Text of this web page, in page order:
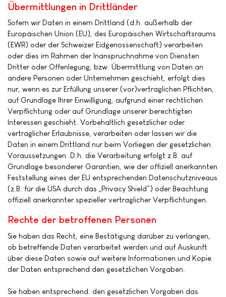
Übermittlungen in Drittländer
Sofern wir Daten in einem Drittland (d.h. außerhalb der
Europäischen Union (EU), des Europäischen Wirtschaftsraums
(EWR) oder der Schweizer Eidgenossenschaft) verarbeiten
oder dies im Rahmen der Inanspruchnahme von Diensten
Dritter oder Offenlegung, bzw. Übermittlung von Daten an
andere Personen oder Unternehmen geschieht, erfolgt dies
nur, wenn es zur Erfüllung unserer (vor)vertraglichen Pflichten,
auf Grundlage Ihrer Einwilligung, aufgrund einer rechtlichen
Verpflichtung oder auf Grundlage unserer berechtigten
Interessen geschieht. Vorbehaltlich gesetzlicher oder
vertraglicher Erlaubnisse, verarbeiten oder lassen wir die
Daten in einem Drittland nur beim Vorliegen der gesetzlichen
Voraussetzungen. D.h. die Verarbeitung erfolgt z.B. auf
Grundlage besonderer Garantien, wie der offiziell anerkannten
Feststellung eines der EU entsprechenden Datenschutzniveaus
(z.B. für die USA durch das „Privacy Shield“) oder Beachtung
offiziell anerkannter spezieller vertraglicher Verpflichtungen.
Rechte der betroffenen Personen
Sie haben das Recht, eine Bestätigung darüber zu verlangen,
ob betreffende Daten verarbeitet werden und auf Auskunft
über diese Daten sowie auf weitere Informationen und Kopie
der Daten entsprechend den gesetzlichen Vorgaben.
Sie haben entsprechend. den gesetzlichen Vorgaben das